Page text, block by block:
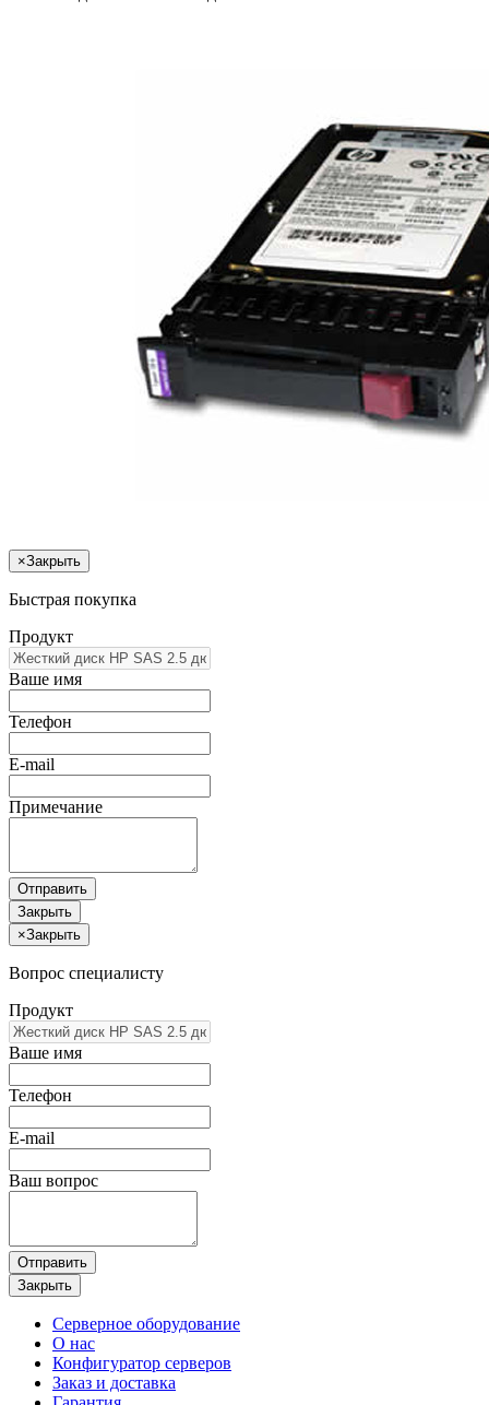
×Закрыть
Быстрая покупка
Продукт
Ваше имя
Телефон
E-mail
Примечание
Отправить
Закрыть
×Закрыть
Вопрос специалисту
Продукт
Ваше имя
Телефон
E-mail
Ваш вопрос
Отправить
Закрыть
Серверное оборудование
О нас
Конфигуратор серверов
Заказ и доставка